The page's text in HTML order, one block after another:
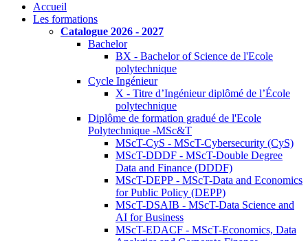
Accueil
Les formations
Catalogue 2026 - 2027
Bachelor
BX - Bachelor of Science de l'Ecole
polytechnique
Cycle Ingénieur
X - Titre d’Ingénieur diplômé de l’École
polytechnique
Diplôme de formation gradué de l'Ecole
Polytechnique -MSc&T
MScT-CyS - MScT-Cybersecurity (CyS)
MScT-DDDF - MScT-Double Degree
Data and Finance (DDDF)
MScT-DEPP - MScT-Data and Economics
for Public Policy (DEPP)
MScT-DSAIB - MScT-Data Science and
AI for Business
MScT-EDACF - MScT-Economics, Data